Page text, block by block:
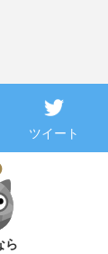
ツイート
ら